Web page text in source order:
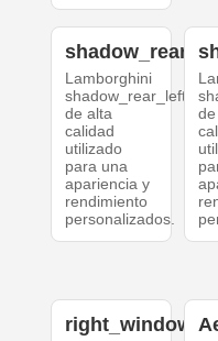
Lamborghini
shadow_rear_left
de alta
calidad
utilizado
para una
apariencia y
rendimiento
personalizados.
right_windows